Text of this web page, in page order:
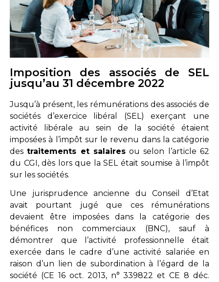
Imposition des associés de SEL
jusqu’au 31 décembre 2022
Jusqu’à présent, les rémunérations des associés de
sociétés d’exercice libéral (SEL) exerçant une
activité libérale au sein de la société étaient
imposées à l’impôt sur le revenu dans la catégorie
destraitements et salairesou selon l’article 62
du CGI, dès lors que la SEL était soumise à l’impôt
sur les sociétés.
Une jurisprudence ancienne du Conseil d’Etat
avait pourtant jugé que ces rémunérations
devaient être imposées dans la catégorie des
bénéfices non commerciaux (BNC), sauf à
démontrer que l’activité professionnelle était
exercée dans le cadre d’une activité salariée en
raison d’un lien de subordination à l’égard de la
société (CE 16 oct. 2013, n° 339822 et CE 8 déc.